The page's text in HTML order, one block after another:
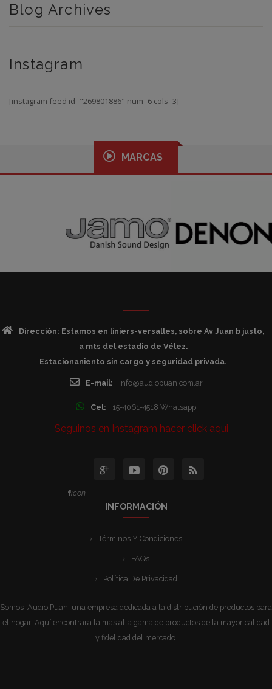
Blog Archives
Instagram
[instagram-feed id="269801886" num=6 cols=3]
MARCAS
Dirección: Estamos en liniers-versalles, sobre Av Juan b justo,
a mts del estadio de Vélez.
Estacionaniento sin cargo y seguridad privada.
E-mail: info@audiopuan.com.ar
Cel: 15-4061-4518 Whatsapp
Seguinos en Instagram hacer click aqui
icon
INFORMACIÓN
Términos Y Condiciones
FAQs
Política De Privacidad
Somos Audio Puan, una empresa dedicada a la distribución de productos para
el hogar. Aquí encontrara la mas alta gama de productos de la mayor calidad
y fidelidad del mercado.